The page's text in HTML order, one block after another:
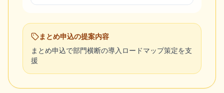
まとめ申込の提案内容
まとめ申込で部門横断の導入ロードマップ策定を支
援